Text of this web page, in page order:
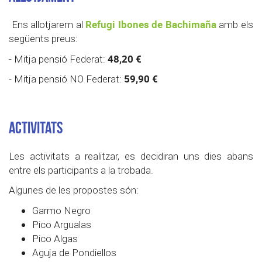
Ens allotjarem al Refugi Ibones de Bachimañaamb els
següents preus:
- Mitja pensió Federat: 48,20 €
- Mitja pensió NO Federat: 59,90 €
Activitats
Les activitats a realitzar, es decidiran uns dies abans
entre els participants a la trobada.
Algunes de les propostes són:
Garmo Negro
Pico Argualas
Pico Algas
Aguja de Pondiellos